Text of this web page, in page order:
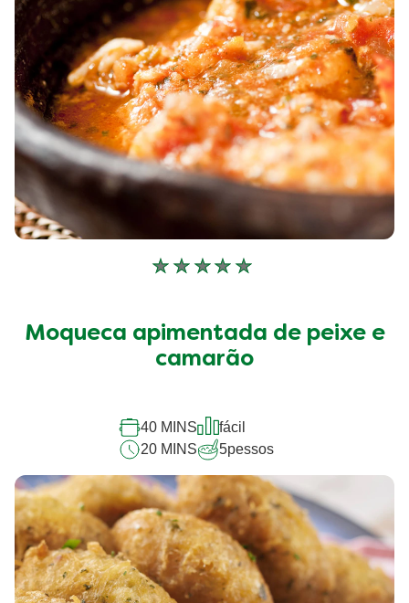
Nenhuma
para
este
recipe
Moqueca apimentada de peixe e
camarão
40 MINS
fácil
20 MINS
5pessos